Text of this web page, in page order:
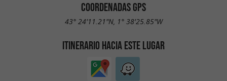
COORDENADAS GPS
43° 24'11.21"N, 1° 38'25.85"W
ITINERARIO HACIA ESTE LUGAR